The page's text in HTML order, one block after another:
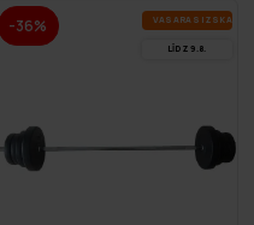
-36% VA­SA­RAS IZ­SKA­ŅA
LĪDZ 9.8.